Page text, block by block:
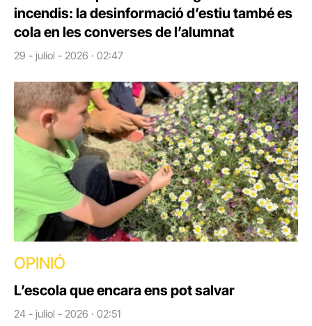
incendis: la desinformació d’estiu també es
cola en les converses de l’alumnat
29 - juliol - 2026 · 02:47
OPINIÓ
L’escola que encara ens pot salvar
24 - juliol - 2026 · 02:51